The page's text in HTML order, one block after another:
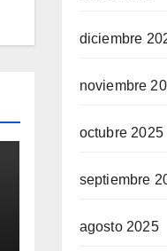
diciembre
noviembre
octubre 2025
septiembre
agosto 2025